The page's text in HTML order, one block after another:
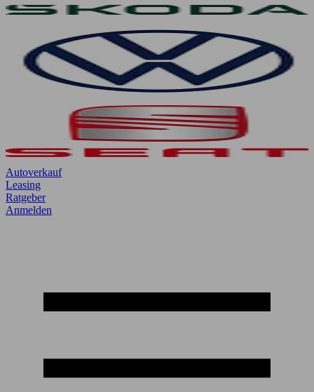
Autoverkauf
Leasing
Ratgeber
Anmelden